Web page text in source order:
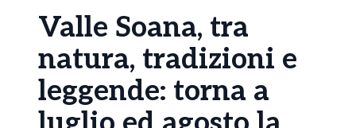
Valle Soana, tra
natura, tradizioni e
leggende: torna a